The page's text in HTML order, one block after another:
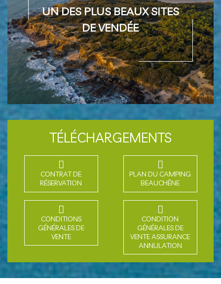
UN DES PLUS BEAUX SITES
DE VENDÉE
TÉLÉCHARGEMENTS
CONTRAT DE
RÉSERVATION
PLAN DU CAMPING
BEAUCHÊNE
CONDITIONS
GÉNÉRALES DE
VENTE
CONDITION
GÉNÉRALES DE
VENTE ASSURANCE
ANNULATION